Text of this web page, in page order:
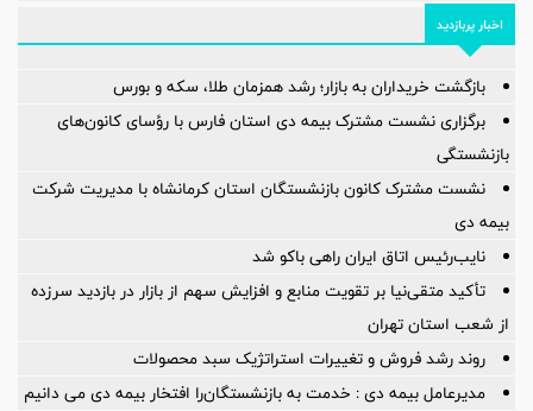
اخبار پربازدید
بازگشت خریداران به بازار؛ رشد همزمان طلا، سکه و بورس
برگزاری نشست مشترک بیمه دی استان فارس با رؤسای کانون‌های
بازنشستگی
نشست مشترک کانون بازنشستگان استان کرمانشاه با مدیریت شرکت
بیمه دی
نایب‌رئیس اتاق ایران راهی باکو شد
تأکید متقی‌نیا بر تقویت منابع و افزایش سهم از بازار در بازدید سرزده
از شعب استان تهران
روند رشد فروش و تغییرات استراتژیک سبد محصولات
مدیرعامل بیمه دی : خدمت به بازنشستگان‌را افتخار بیمه دی می دانیم